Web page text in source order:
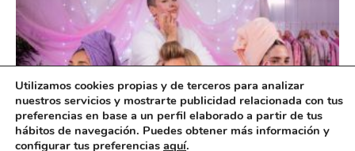
Utilizamos cookies propias y de terceros para analizar
nuestros servicios y mostrarte publicidad relacionada con tus
preferencias en base a un perfil elaborado a partir de tus
hábitos de navegación. Puedes obtener más información y
configurar tus preferencias aquí.